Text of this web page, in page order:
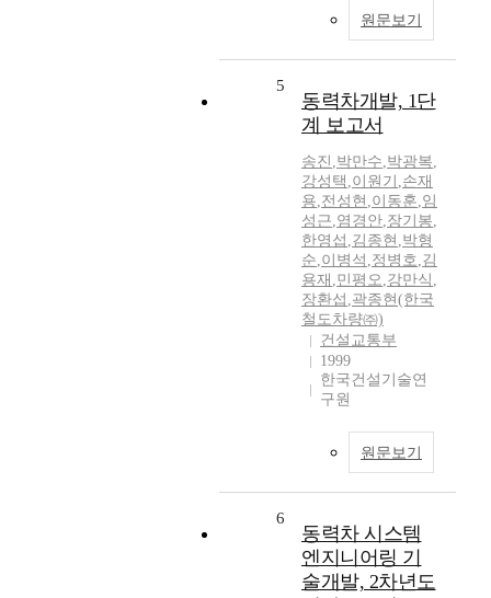
원문보기
5
동력차개발, 1단
계 보고서
송진 ,박만수,박광복,
강성택 ,이원기 ,손재
용,전성현 ,이동훈,임
성근,염경안,장기봉,
한영섭 ,김종현 ,박형
순,이병석 ,정병호,김
용재 ,민평오,강만식 ,
장환섭 ,곽종현(한국
철도차량㈜)
건설교통부
1999
한국건설기술연
구원
원문보기
6
동력차 시스템
엔지니어링 기
술개발, 2차년도